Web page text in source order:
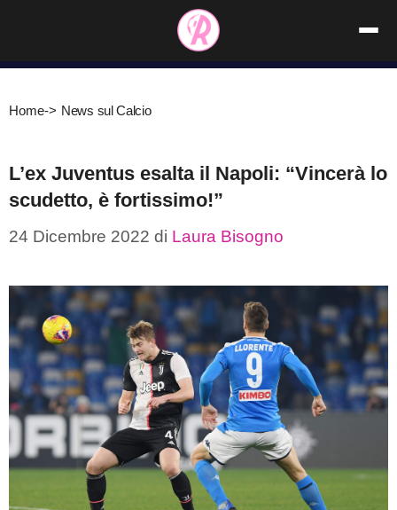
contenuto
Home-> News sul Calcio
L’ex Juventus esalta il Napoli: “Vincerà lo
scudetto, è fortissimo!”
24 Dicembre 2022 di Laura Bisogno